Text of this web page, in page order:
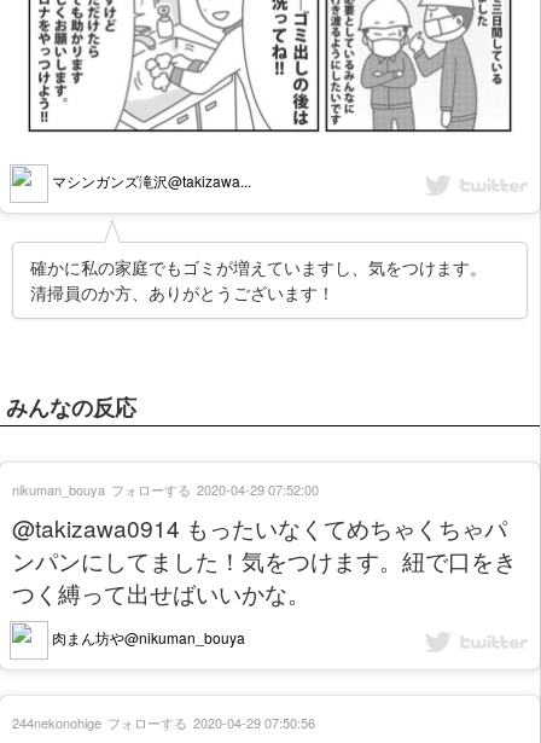
マシンガンズ滝沢@takizawa...
確かに私の家庭でもゴミが増えていますし、気をつけます。
清掃員のか方、ありがとうございます！
みんなの反応
@takizawa0914 もったいなくてめちゃくちゃパ
ンパンにしてました！気をつけます。紐で口をき
つく縛って出せばいいかな。
肉まん坊や@nikuman_bouya
nikuman_bouya フォローする 2020-04-29 07:52:00
244nekonohige フォローする 2020-04-29 07:50:56